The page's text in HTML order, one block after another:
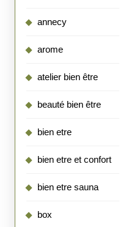
annecy
arome
atelier bien être
beauté bien être
bien etre
bien etre et confort
bien etre sauna
box